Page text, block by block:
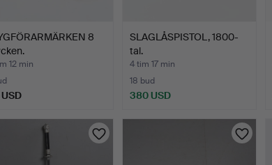
8
12 min
SLAGLÅSPISTOL, 1800-
tal.
4 tim 17 min
18 bud
380 USD